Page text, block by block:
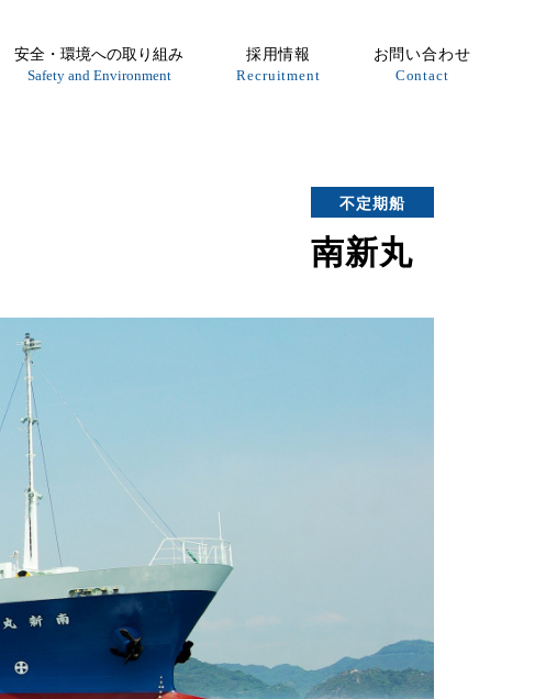
安全・環境への取り組み
Safety and Environment
採用情報
Recruitment
お問い合わせ
Contact
不定期船
南新丸